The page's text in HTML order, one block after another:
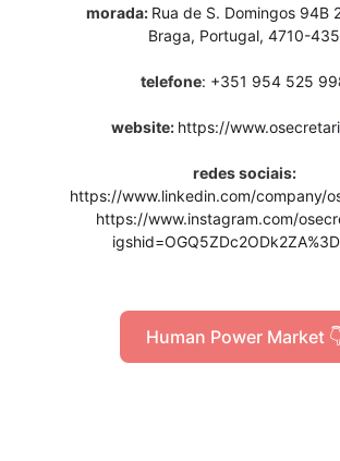
morada: Rua de S. Domingos 94B
Braga, Portugal, 4710-435
telefone: +351 954 525 99
website: https://
redes sociais:
https://www.linkedin.com/company/
https://www.instagram.com/
Human Power Market